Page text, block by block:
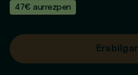
47€ aurrezpen